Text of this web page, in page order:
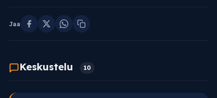
Jaa
Keskustelu 10